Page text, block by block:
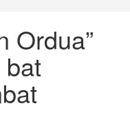
Ordua”